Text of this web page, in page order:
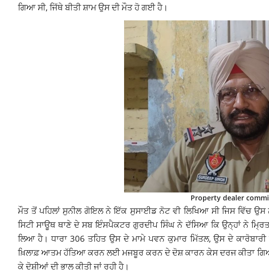
ਗਿਆ ਸੀ, ਜਿੱਥੇ ਬੀਤੀ ਸ਼ਾਮ ਉਸ ਦੀ ਮੌਤ ਹੋ ਗਈ ਹੈ।
Property dealer
ਮੌਤ ਤੋਂ ਪਹਿਲਾਂ ਸੁਨੀਲ ਗੋਇਲ ਨੇ ਇੱਕ ਸੁਸਾਈਡ ਨੋਟ ਵੀ ਲਿਖਿਆ ਸੀ ਜਿਸ ਵਿੱਚ
ਸਿਟੀ ਸਾਊਥ ਥਾਣੇ ਦੇ ਸਬ ਇੰਸਪੈਕਟਰ ਗੁਰਦੀਪ ਸਿੰਘ ਨੇ ਦੱਸਿਆ ਕਿ ਉਨ੍ਹਾਂ ਨੇ
ਲਿਆ ਹੈ। ਧਾਰਾ 306 ਤਹਿਤ ਉਸ ਦੇ ਮਾਮੇ ਪਵਨ ਕੁਮਾਰ ਮਿੱਤਲ, ਉਸ ਦੇ
ਖ਼ਿਲਾਫ਼ ਆਤਮ ਹੱਤਿਆ ਕਰਨ ਲਈ ਮਜਬੂਰ ਕਰਨ ਦੇ ਦੋਸ਼ ਕਾਰਨ ਕੇਸ ਦਰਜ ਕੀਤਾ
ਕੇ ਦੋਸ਼ੀਆਂ ਦੀ ਭਾਲ ਕੀਤੀ ਜਾਂ ਰਹੀ ਹੈ।